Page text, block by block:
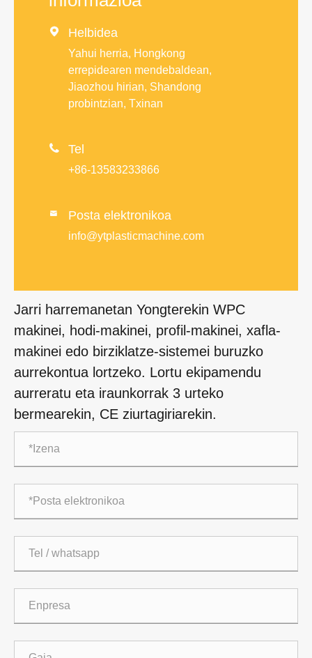
 Helbidea
Yahui herria, Hongkong
errepidearen mendebaldean,
Jiaozhou hirian, Shandong
probintzian, Txinan
 Tel
+86-13583233866
 Posta elektronikoa
info@ytplasticmachine.com
Jarri harremanetan Yongterekin WPC
makinei, hodi-makinei, profil-makinei, xafla-
makinei edo birziklatze-sistemei buruzko
aurrekontua lortzeko. Lortu ekipamendu
aurreratu eta iraunkorrak 3 urteko
bermearekin, CE ziurtagiriarekin.